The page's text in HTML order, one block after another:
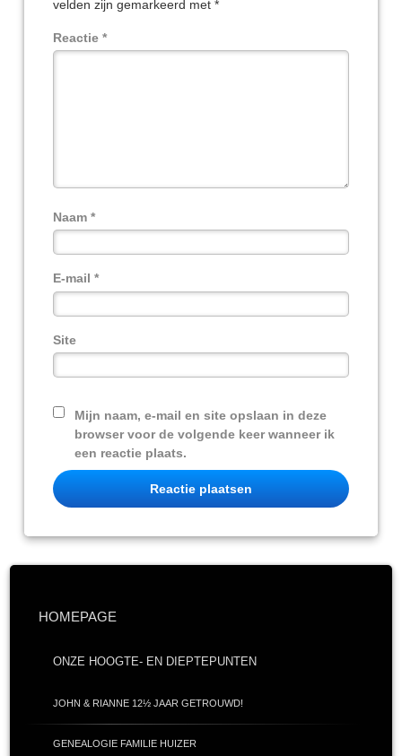
velden zijn gemarkeerd met*
Reactie*
Naam*
E-mail*
Site
Mijn naam, e-mail en site opslaan in deze
browser voor de volgende keer wanneer ik
een reactie plaats.
HOMEPAGE
ONZE HOOGTE- EN DIEPTEPUNTEN
JOHN & RIANNE 12½ JAAR GETROUWD!
GENEALOGIE FAMILIE HUIZER